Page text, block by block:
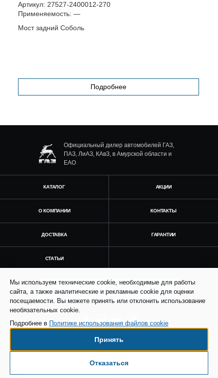
Артикул: 27527-2400012-270
Применяемость: —
Мост задний Соболь
Подробнее
Официальный дилер автомобилей ГАЗ,
ПАЗ, ЛиАЗ, КАвЗ, в Амурской области и
ЕАО
КАТАЛОГ АКЦИИ
О КОМПАНИИ КОНТАКТЫ
ДОСТАВКА ГАРАНТИИ
СТАТЬИ
Получить консультацию
© Все права защищены. Информация сайта
Мы используем технические cookie, необходимые для работы
сайта, а также аналитические и рекламные cookie для оценки
посещаемости. Вы можете принять или отклонить использование
необязательных cookie.
Подробнее в Политике использования файлов cookie
Принять
Отказаться